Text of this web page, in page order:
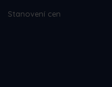
Stanovení cen